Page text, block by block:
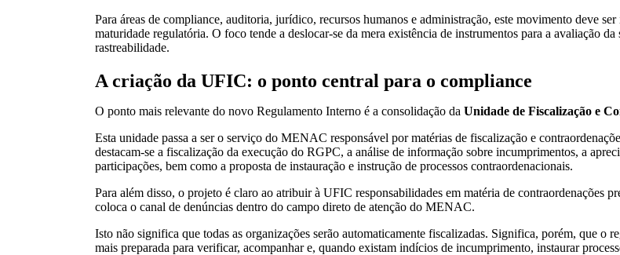
Para áreas de compliance, auditoria, jurídico, recursos humanos e administração, este movimento deve
maturidade regulatória. O foco tende a deslocar-se da mera existência de instrumentos para a avaliação
rastreabilidade.
A criação da UFIC: o ponto central para o compliance
O ponto mais relevante do novo Regulamento Interno é a consolidação da Unidade de Fiscalização e
Esta unidade passa a ser o serviço do MENAC responsável por matérias de fiscalização e
destacam-se a fiscalização da execução do RGPC, a análise de informação sobre incumprimentos, a
participações, bem como a proposta de instauração e instrução de processos contraordenacionais.
Para além disso, o projeto é claro ao atribuir à UFIC responsabilidades em matéria de contraordenações
coloca o canal de denúncias dentro do campo direto de atenção do MENAC.
Isto não significa que todas as organizações serão automaticamente fiscalizadas. Significa, porém, que o
mais preparada para verificar, acompanhar e, quando existam indícios de incumprimento, instaurar